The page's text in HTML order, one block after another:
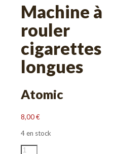
Machine à
rouler
cigarettes
longues
Atomic
8,00€
4 en stock
quantité